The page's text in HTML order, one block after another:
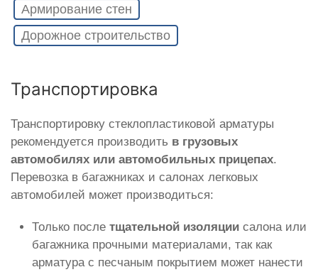
Армирование стен
Дорожное строительство
Транспортировка
Транспортировку стеклопластиковой арматуры
рекомендуется производить в грузовых
автомобилях или автомобильных прицепах.
Перевозка в багажниках и салонах легковых
автомобилей может производиться:
Только после тщательной изоляции салона или
багажника прочными материалами, так как
арматура с песчаным покрытием может нанести